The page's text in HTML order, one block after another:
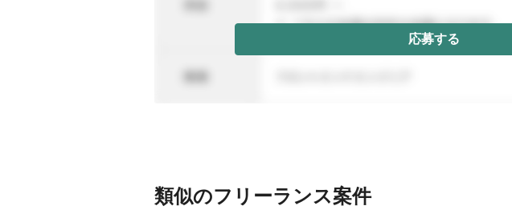
応募する
類似のフリーランス案件